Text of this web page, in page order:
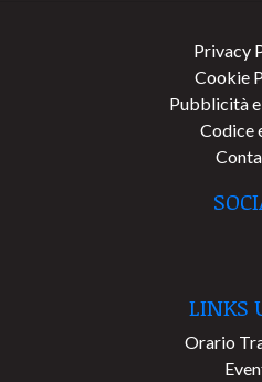
Privacy
Cookie
Pubblicità
Codice
LINKS
Orario